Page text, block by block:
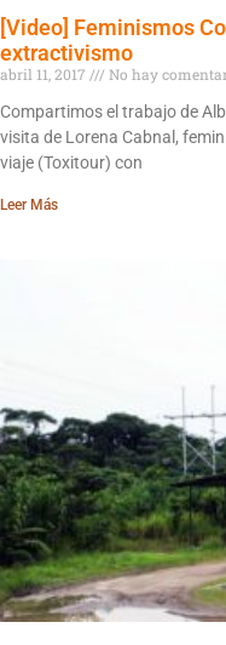
[Video] Feminismos
extractivismo
abril 11, 2017
No hay
Compartimos el trabajo de
visita de Lorena Cabnal,
viaje (Toxitour) con
Leer Más